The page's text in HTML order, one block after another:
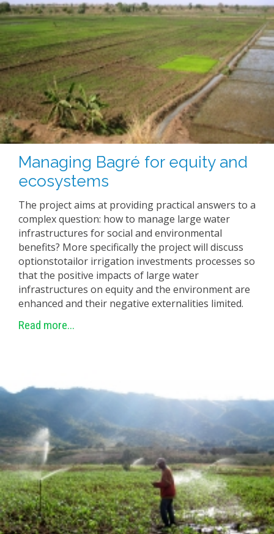
Managing Bagré for equity and
ecosystems
The project aims at providing practical answers to a
complex question: how to manage large water
infrastructures for social and environmental
benefits? More specifically the project will discuss
optionstotailor irrigation investments processes so
that the positive impacts of large water
infrastructures on equity and the environment are
enhanced and their negative externalities limited.
Read more...